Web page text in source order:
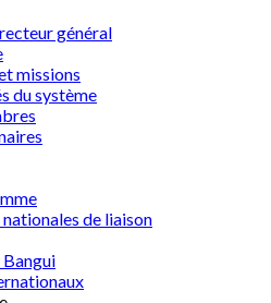
général
missions
du système
de liaison